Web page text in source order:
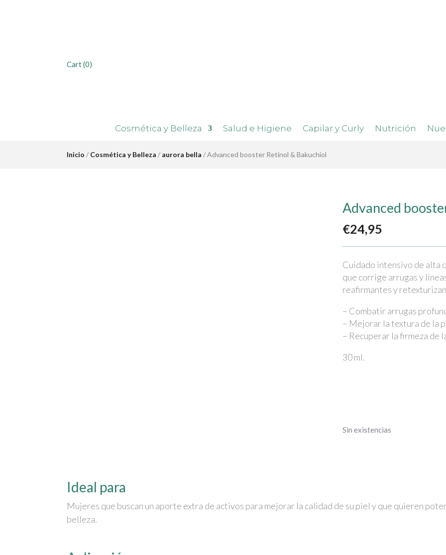
Cart(0)
Cosmética y Belleza Salud e Higiene Capilar y Curly Nutrición
Inicio / Cosmética y Belleza / aurora bella / Advanced booster Retinol & Bakuchiol
Advanced
€24,95
Cuidado intensivo de alta
que corrige arrugas y
reafirmantes y
– Combatir arrugas
– Mejorar la textura de la
– Recuperar la firmeza de
30 ml.
Sin existencias
Ideal para
Mujeres que buscan un aporte extra de activos para mejorar la calidad de su piel y que quieren
belleza.